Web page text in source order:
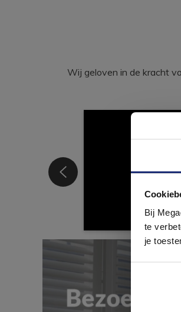
Bij
te
je
Wij geloven in de kracht